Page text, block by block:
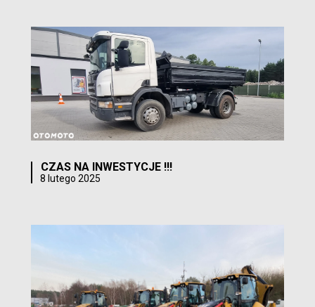
CZAS NA INWESTYCJE !!!
8 lutego 2025